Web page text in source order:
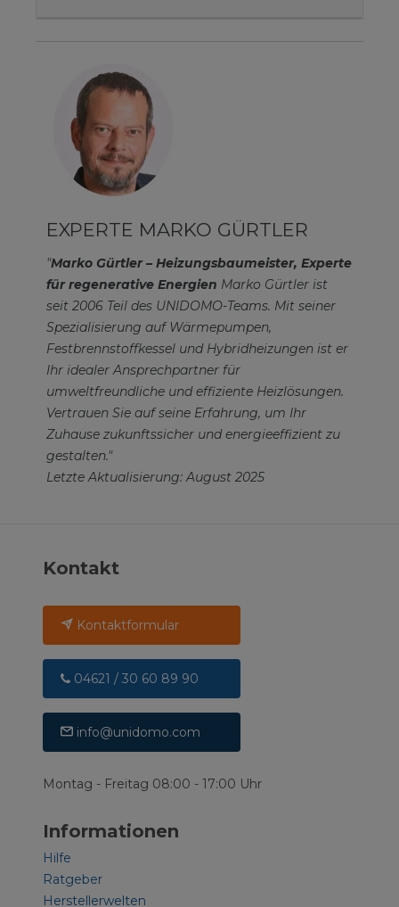
EXPERTE MARKO GÜRTLER
"Marko Gürtler – Heizungsbaumeister, Experte
für regenerative Energien Marko Gürtler ist
seit 2006 Teil des UNIDOMO-Teams. Mit seiner
Spezialisierung auf Wärmepumpen,
Festbrennstoffkessel und Hybridheizungen ist er
Ihr idealer Ansprechpartner für
umweltfreundliche und effiziente Heizlösungen.
Vertrauen Sie auf seine Erfahrung, um Ihr
Zuhause zukunftssicher und energieeffizient zu
gestalten."
Letzte Aktualisierung: August 2025
Kontakt
Kontaktformular
04621 / 30 60 89 90
info@unidomo.com
Montag - Freitag 08:00 - 17:00 Uhr
Informationen
Hilfe
Ratgeber
Herstellerwelten